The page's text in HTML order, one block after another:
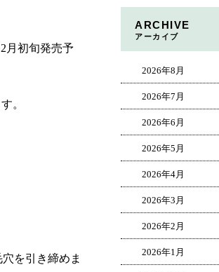
月初旬発売予
。
を引き締めま
ARCHIVE
アーカイブ
2026年8月
2026年7月
2026年6月
2026年5月
2026年4月
2026年3月
2026年2月
2026年1月